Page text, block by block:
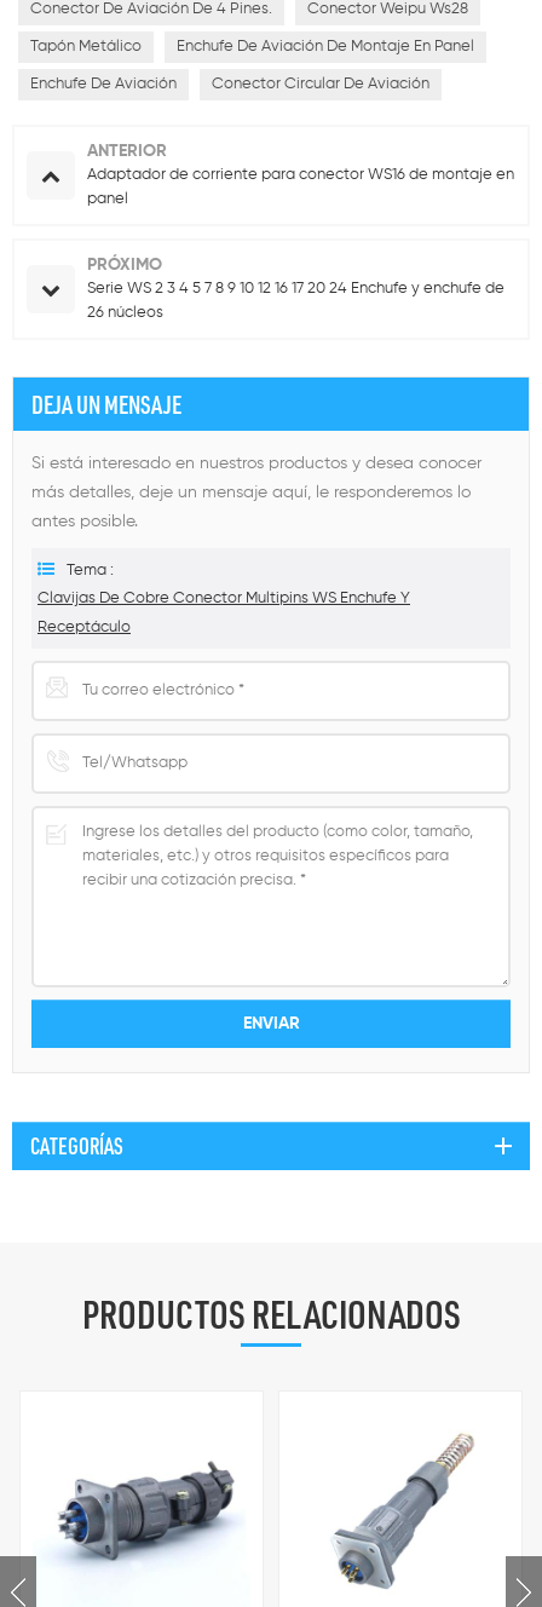
Conector De Aviación De 4 Pines. Conector Weipu Ws28
Tapón Metálico Enchufe De Aviación De Montaje En Panel
Enchufe De Aviación Conector Circular De Aviación
ANTERIOR
Adaptador de corriente para conector WS16 de montaje en
panel
PRÓXIMO
Serie WS 2 3 4 5 7 8 9 10 12 16 17 20 24 Enchufe y enchufe de
26 núcleos
DEJA UN MENSAJE
Si está interesado en nuestros productos y desea conocer
más detalles, deje un mensaje aquí, le responderemos lo
antes posible.
Tema :
Clavijas De Cobre Conector Multipins WS Enchufe Y
Receptáculo
CATEGORÍAS
PRODUCTOS RELACIONADOS